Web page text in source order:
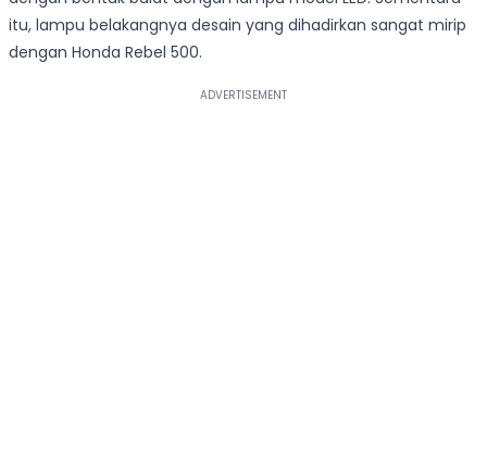
itu, lampu belakangnya desain yang dihadirkan sangat mirip
dengan Honda Rebel 500.